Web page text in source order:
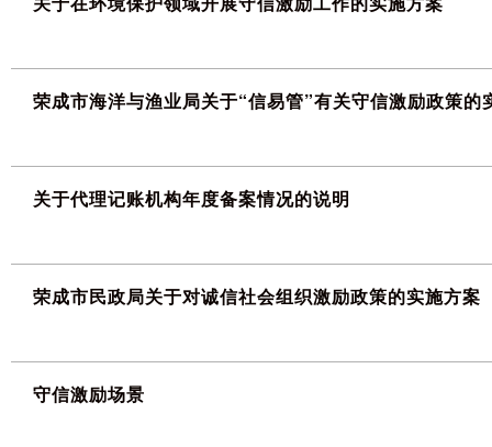
荣成市海洋与渔业局关于“信易管”有关守信激励政策的
关于代理记账机构年度备案情况的说明
荣成市民政局关于对诚信社会组织激励政策的实施方案
守信激励场景